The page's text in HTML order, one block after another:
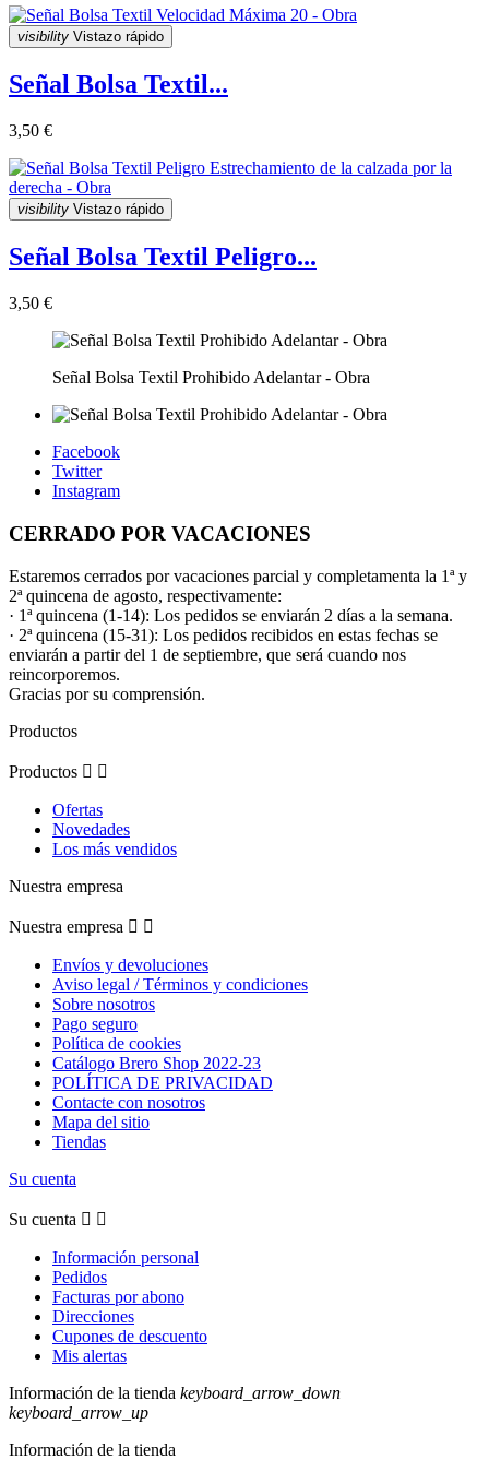
visibility Vistazo rápido
Señal Bolsa Textil...
3,50 €
visibility Vistazo rápido
Señal Bolsa Textil Peligro...
3,50 €
Señal Bolsa Textil Prohibido Adelantar - Obra
Facebook
Twitter
Instagram
CERRADO POR VACACIONES
Estaremos cerrados por vacaciones parcial y completamenta la 1ª y
2ª quincena de agosto, respectivamente:
· 1ª quincena (1-14): Los pedidos se enviarán 2 días a la semana.
· 2ª quincena (15-31): Los pedidos recibidos en estas fechas se
enviarán a partir del 1 de septiembre, que será cuando nos
reincorporemos.
Gracias por su comprensión.
Productos
Productos  
Ofertas
Novedades
Los más vendidos
Nuestra empresa
Nuestra empresa  
Envíos y devoluciones
Aviso legal / Términos y condiciones
Sobre nosotros
Pago seguro
Política de cookies
Catálogo Brero Shop 2022-23
POLÍTICA DE PRIVACIDAD
Contacte con nosotros
Mapa del sitio
Tiendas
Su cuenta
Su cuenta  
Información personal
Pedidos
Facturas por abono
Direcciones
Cupones de descuento
Mis alertas
Información de la tienda keyboard_arrow_down
keyboard_arrow_up
Información de la tienda